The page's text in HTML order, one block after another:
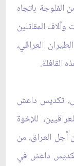
باتجاه
وآلاف المقاتلين
العراقي،
القافلة.
تكديس داعش
للإخوة
العراق، من
تكديس داعش في